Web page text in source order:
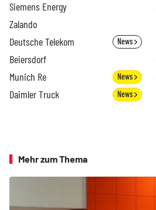
Siemens Energy
Zalando
Deutsche Telekom News
Beiersdorf
Munich Re News
Daimler Truck News
Mehr zum Thema